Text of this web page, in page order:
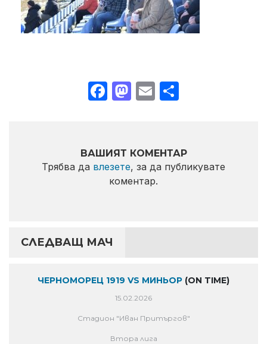
Facebook
Mastodon
Email
ВАШИЯТ КОМЕНТАР
Трябва да влезете, за да публикувате
коментар.
СЛЕДВАЩ МАЧ
ЧЕРНОМОРЕЦ 1919 VS МИНЬОР (ON TIME)
15.02.2026
Стадион "Иван Притъргов"
Втора лига